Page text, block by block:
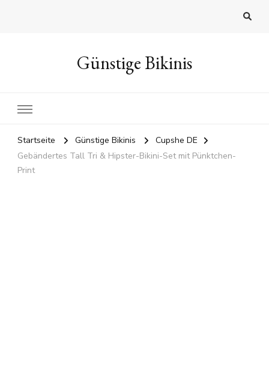
Günstige Bikinis
Startseite Günstige Bikinis
Cupshe DE
Gebändertes Tall Tri & Hipster-Bikini-Set mit Pünktchen-
Print